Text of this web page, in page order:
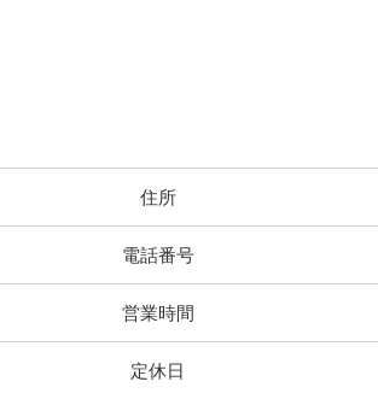
住所
電話番号
営業時間
定休日